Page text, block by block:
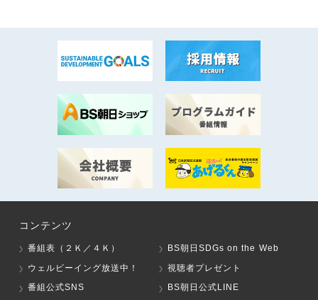
コンテンツ
番組表（２Ｋ／４Ｋ）
BS朝日SDGs on the Web
ウェルビーイング放送中！
視聴者プレゼント
番組公式SNS
BS朝日公式LINE